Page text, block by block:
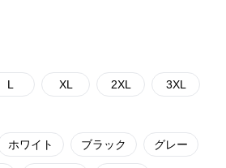
L XL 2XL 3XL
ホワイト ブラック グレー